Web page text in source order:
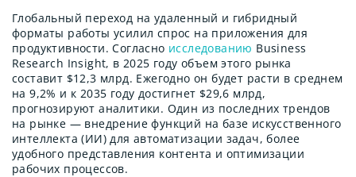
Глобальный переход на удаленный и гибридный
форматы работы усилил спрос на приложения для
продуктивности. Согласно исследованию Business
Research Insight, в 2025 году объем этого рынка
составит $12,3 млрд. Ежегодно он будет расти в среднем
на 9,2% и к 2035 году достигнет $29,6 млрд,
прогнозируют аналитики. Один из последних трендов
на рынке — внедрение функций на базе искусственного
интеллекта (ИИ) для автоматизации задач, более
удобного представления контента и оптимизации
рабочих процессов.